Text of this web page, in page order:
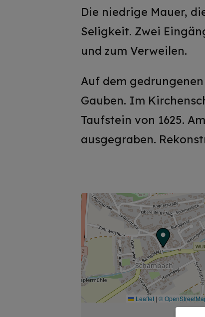
Die niedrige Mauer,
Seligkeit. Zwei
und zum Verweilen.
Auf dem
Gauben. Im
Taufstein von 1625.
ausgegraben.
Leaflet | ©